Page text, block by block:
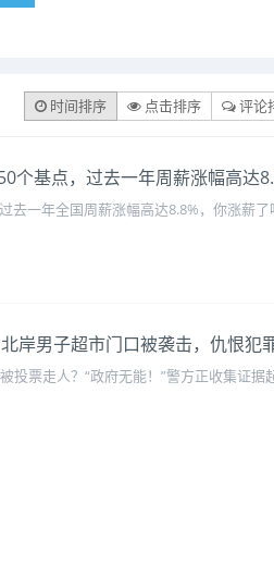
时间排序 点击排序 评论
基点，过去一年周薪涨幅高达
一年全国周薪涨幅高达8.8%，你涨薪
男子超市门口被袭击，仇恨犯
票走人？“政府无能！”警方正收集证